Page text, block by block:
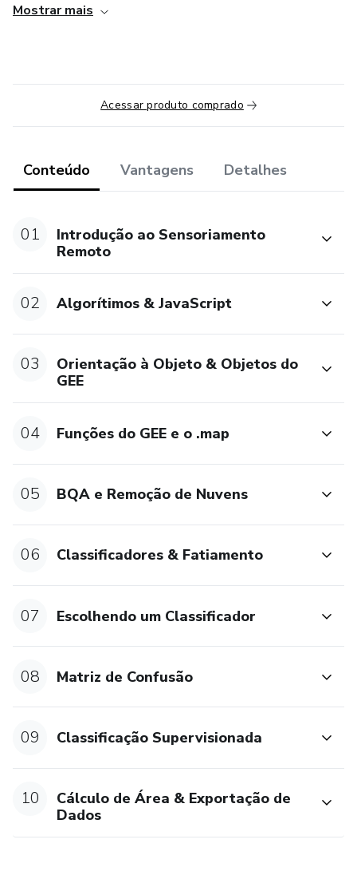
analisar estatisticamente seus dados e por fim exporta-
Introdução ao Sensoriamento Remoto
Programa Landsat
Resoluções Espacial, Espectral e Radiométrica
Comportamento Espectral dos Alvos (Vegetação / Solo /
Água)
Algoritmos
Construção de Algoritmos
Operadores lógicos
Array simples
Arquitetura do GEE
Objetos GEE
Variáveis
Mostrar mais
Acessar produto comprado
Conteúdo Vantagens Detalhes
01
Introdução ao Sensoriamento
Remoto
02 Algorítimos & JavaScript
03
Orientação à Objeto & Objetos do
GEE
04 Funções do GEE e o .map
05 BQA e Remoção de Nuvens
06 Classificadores & Fatiamento
07 Escolhendo um Classificador
08 Matriz de Confusão
09 Classificação Supervisionada
10
Cálculo de Área & Exportação de
Dados